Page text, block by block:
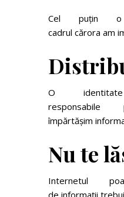
Cel puțin
cadrul cărora am
O
împărtășim
Nu te
Internetul
de informații